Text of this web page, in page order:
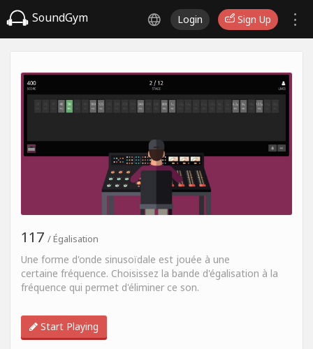
SoundGym Login Sign Up
117 / Égalisation
Une forme d'onde sinusoïdale est jouée à une
certaine fréquence. Choisissez la bande d'égalisation à la
fréquence qui permet d'éliminer ce son.
Start Playing